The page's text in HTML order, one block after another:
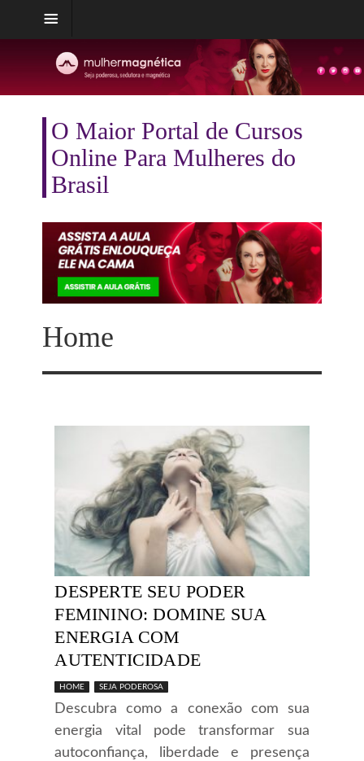
O Maior Portal de Cursos
Online Para Mulheres do
Brasil
Home
DESPERTE SEU PODER
FEMININO: DOMINE SUA
ENERGIA COM
AUTENTICIDADE
HOME SEJA PODEROSA
Descubra como a conexão com sua
energia vital pode transformar sua
autoconfiança, liberdade e presença